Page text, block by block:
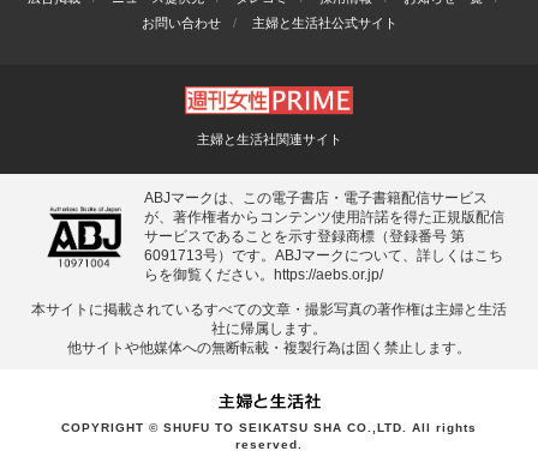
お問い合わせ
主婦と生活社公式サイト
主婦と生活社関連サイト
ABJマークは、この電子書店・電子書籍配信サービス
が、著作権者からコンテンツ使用許諾を得た正規版配信
サービスであることを示す登録商標（登録番号 第
6091713号）です。ABJマークについて、詳しくはこち
らを御覧ください。
https://aebs.or.jp/
本サイトに掲載されているすべての⽂章・撮影写真の著作権は主婦と⽣活
社に帰属します。
他サイトや他媒体への無断転載・複製⾏為は固く禁⽌します。
COPYRIGHT © SHUFU TO SEIKATSU SHA CO.,LTD. All rights
reserved.